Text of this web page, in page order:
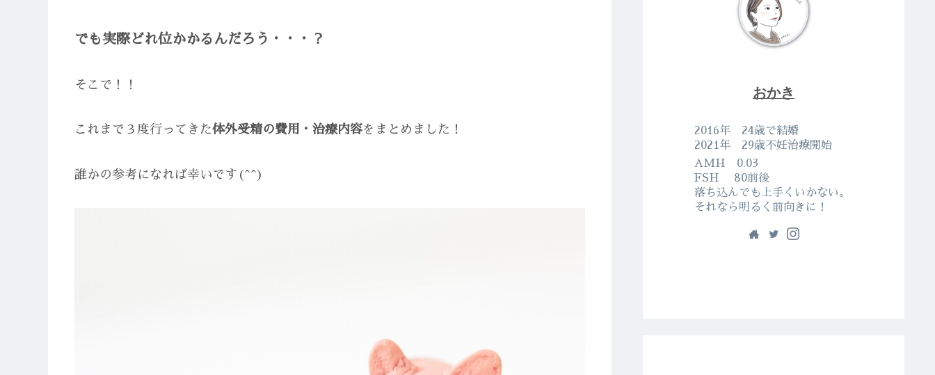
でも実際どれ位かかるんだろう・・・？
そこで！！
これまで３度行ってきた体外受精の費用・治療内容をまとめました！
誰かの参考になれば幸いです(^^)
おかき
2016年 24歳で結婚
2021年 29歳不妊治療開始
AMH 0.03
FSH 80前後
落ち込んでも上手くいかない。
それなら明るく前向きに！